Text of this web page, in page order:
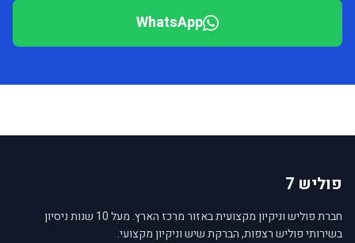
WhatsApp
פוליש 7
חברת פוליש וניקיון מקצועית באזור מרכז הארץ. מעל 10 שנות ניסיון
בשירותי פוליש רצפות, הברקת שיש וניקיון מקצועי.